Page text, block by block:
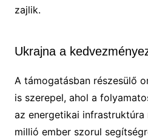
zajlik.
Ukrajna a
A támogatásban részesülő
is szerepel, ahol a
az energetikai
millió ember szorul